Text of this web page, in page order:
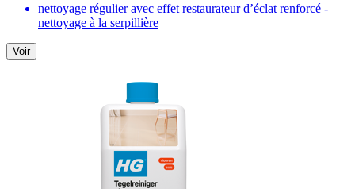
nettoyage régulier avec effet restaurateur d’éclat renforcé -
nettoyage à la serpillière
Voir